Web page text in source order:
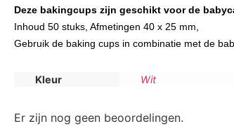
Deze bakingcups zijn geschikt voor de
Inhoud 50 stuks, Afmetingen 40 x 25 mm,
Gebruik de baking cups in combinatie met de
Kleur Wit
Er zijn nog geen beoordelingen.